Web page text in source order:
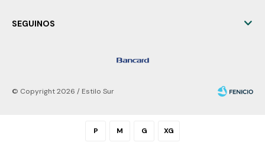
P M G XG
SEGUINOS
© Copyright 2026 / Estilo Sur